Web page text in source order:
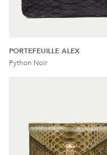
PORTEFEUILLE ALEX
Python Noir